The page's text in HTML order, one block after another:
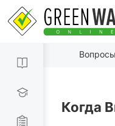
Когда